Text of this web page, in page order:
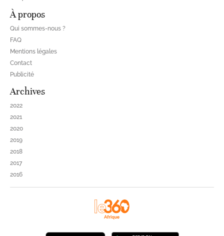
À propos
Qui sommes-nous ?
FAQ
Mentions légales
Contact
Publicité
Archives
2022
2021
2020
2019
2018
2017
2016